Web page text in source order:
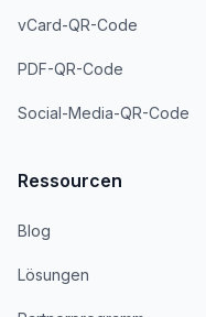
vCard-QR-Code
PDF-QR-Code
Social-Media-QR-Code
Ressourcen
Blog
Lösungen